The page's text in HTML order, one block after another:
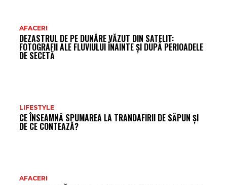
AFACERI
DEZASTRUL DE PE DUNĂRE VĂZUT DIN SATELIT:
FOTOGRAFII ALE FLUVIULUI ÎNAINTE ȘI DUPĂ PERIOADELE
DE SECETĂ
LIFESTYLE
CE ÎNSEAMNĂ SPUMAREA LA TRANDAFIRII DE SĂPUN ȘI
DE CE CONTEAZĂ?
AFACERI